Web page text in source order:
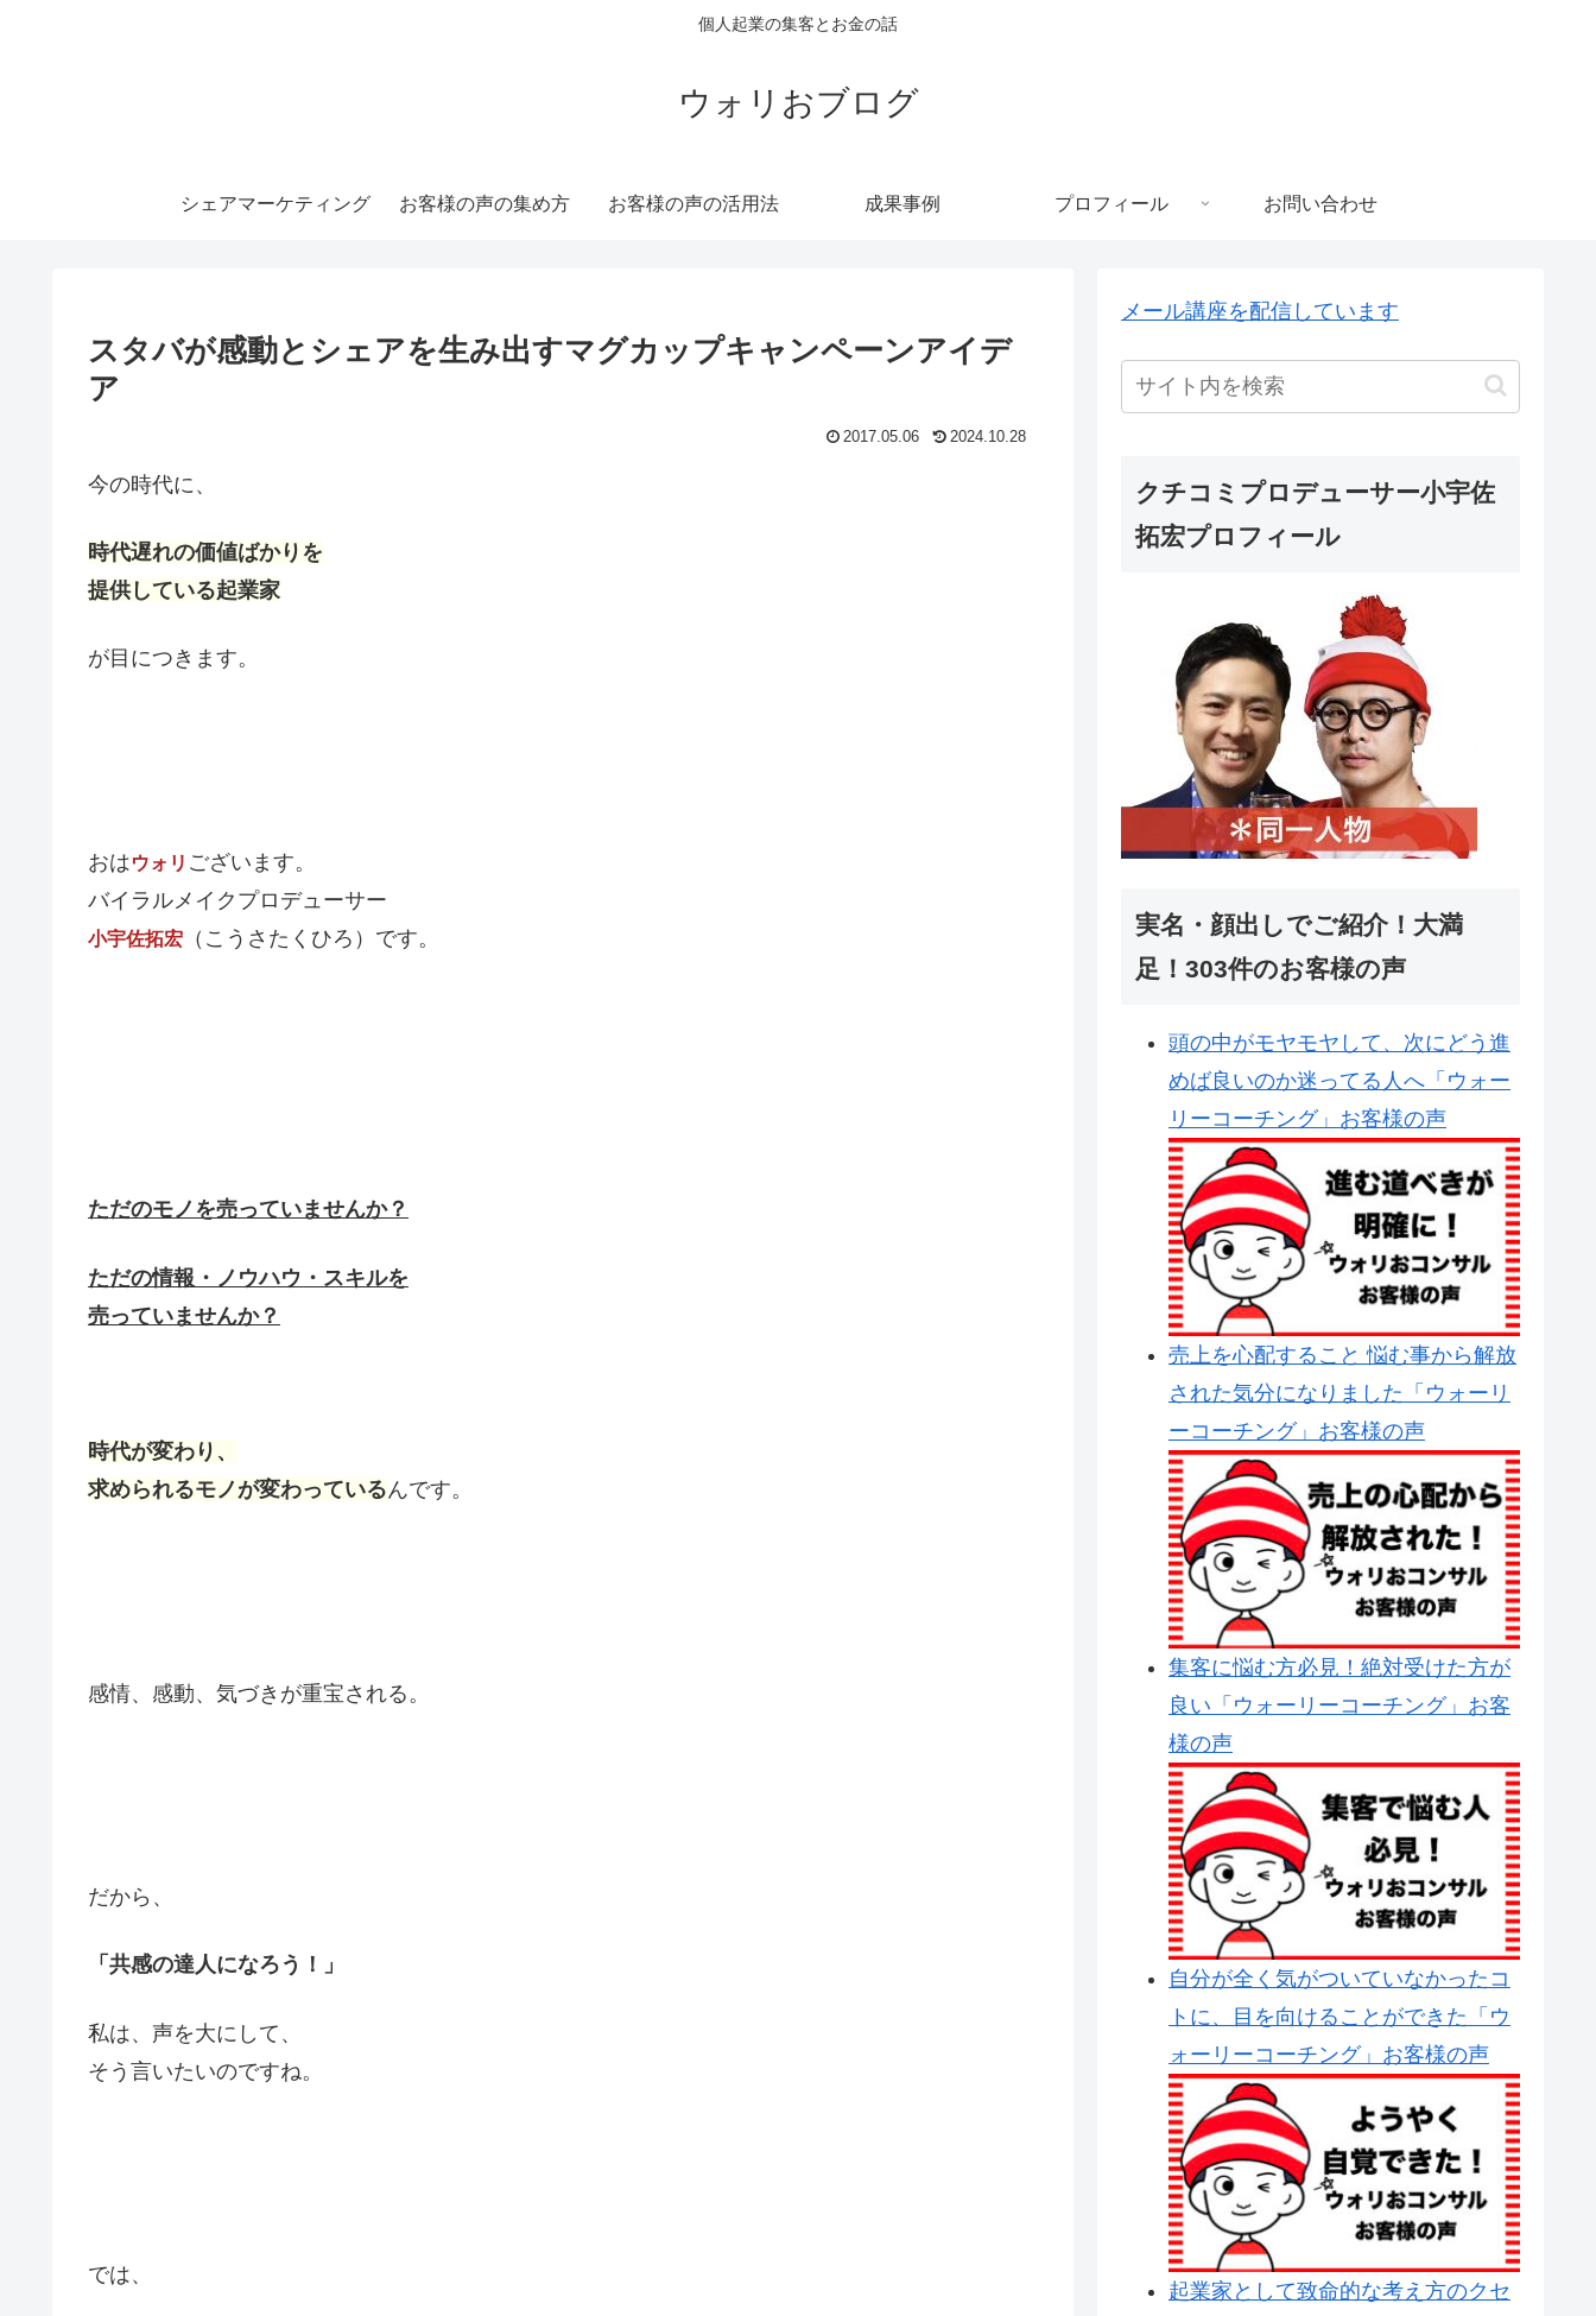
個人起業の集客とお金の話
ウォリおブログ
シェアマーケティング お客様の声の集め方 お客様の声の活用法 成果事例 プロフィール お問い合わせ
スタバが感動とシェアを生み出すマグカップキャンペーンアイデ
ア
2017.05.06 2024.10.28
今の時代に、
時代遅れの価値ばかりを
提供している起業家
が目につきます。
おはウォリ ございます。
バイラルメイクプロデューサー
小宇佐拓宏 （こうさたくひろ）です。
ただのモノを売っていませんか？
ただの情報・ノウハウ・スキルを
売っていませんか？
時代が変わり、
求められるモノが変わっているんです。
感情、感動、気づきが重宝される。
だから、
「共感の達人になろう！」
私は、声を大にして、
そう言いたいのですね。
では、
メール講座を配信しています
クチコミプロデューサー小宇佐
拓宏プロフィール
実名・顔出しでご紹介！大満
足！303件のお客様の声
頭の中がモヤモヤして、次にどう進
めば良いのか迷ってる人へ「ウォー
リーコーチング」お客様の声
売上を心配すること 悩む事から解放
された気分になりました「ウォーリ
ーコーチング」お客様の声
集客に悩む方必見！絶対受けた方が
良い「ウォーリーコーチング」お客
様の声
自分が全く気がついていなかったコ
トに、目を向けることができた「ウ
ォーリーコーチング」お客様の声
起業家として致命的な考え方のクセ